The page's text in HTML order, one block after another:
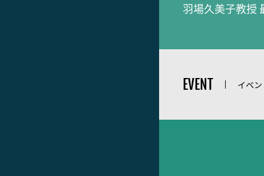
羽場久美子教授
EVENT イベ